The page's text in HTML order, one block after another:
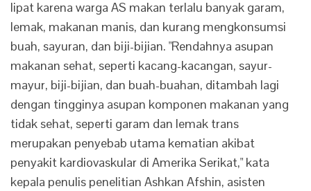
lipat karena warga AS makan terlalu banyak garam,
lemak, makanan manis, dan kurang mengkonsumsi
buah, sayuran, dan biji-bijian. "Rendahnya asupan
makanan sehat, seperti kacang-kacangan, sayur-
mayur, biji-bijian, dan buah-buahan, ditambah lagi
dengan tingginya asupan komponen makanan yang
tidak sehat, seperti garam dan lemak trans
merupakan penyebab utama kematian akibat
penyakit kardiovaskular di Amerika Serikat," kata
kepala penulis penelitian Ashkan Afshin, asisten